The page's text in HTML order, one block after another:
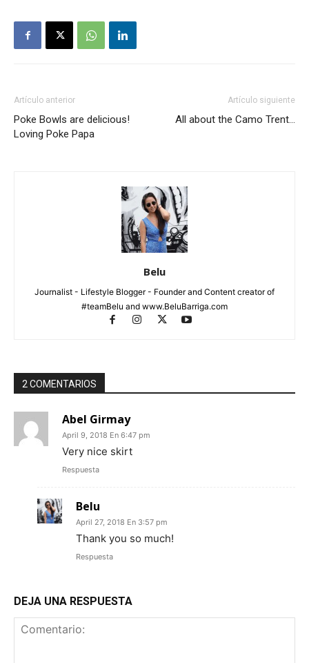
Artículo anterior
Poke Bowls are delicious!
Loving Poke Papa
Artículo siguiente
All about the Camo Trent…
Belu
Journalist - Lifestyle Blogger - Founder and Content creator of
#teamBelu and www.BeluBarriga.com
2 COMENTARIOS
Abel Girmay
April 9, 2018 En 6:47 pm
Very nice skirt
Respuesta
Belu
April 27, 2018 En 3:57 pm
Thank you so much!
Respuesta
DEJA UNA RESPUESTA